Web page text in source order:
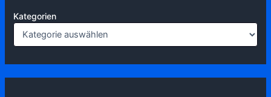
Kategorien